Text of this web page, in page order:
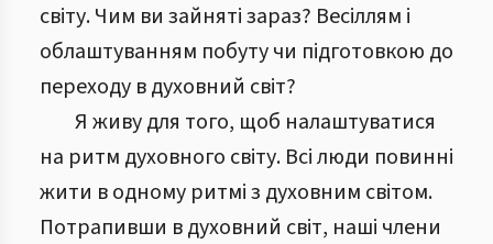
світу. Чим ви зайняті зараз? Весіллям і
облаштуванням побуту чи підготовкою до
переходу в духовний світ?
Я живу для того, щоб налаштуватися
на ритм духовного світу. Всі люди повинні
жити в одному ритмі з духовним світом.
Потрапивши в духовний світ, наші члени